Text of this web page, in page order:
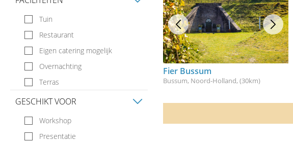
Tuin
Restaurant
Eigen catering mogelijk
Overnachting
Terras
GESCHIKT VOOR
Workshop
Presentatie
Fier Bussum
Bussum, Noord-Holland, (30km)